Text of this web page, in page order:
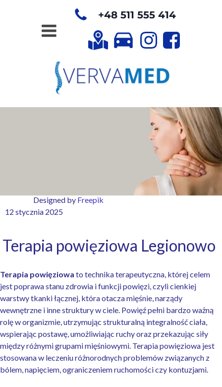
+48 511 555 414
12 stycznia 2025
Designed by Freepik
Terapia powięziowa Legionowo
Terapia powięziowa to technika terapeutyczna, której celem
jest poprawa stanu zdrowia i funkcji powięzi, czyli cienkiej
warstwy tkanki łącznej, która otacza mięśnie, narządy
wewnętrzne i inne struktury w ciele. Powięź pełni bardzo ważną
rolę w organizmie, utrzymując strukturalną integralność ciała,
wspierając postawę, umożliwiając ruchy oraz przekazując siły
między różnymi grupami mięśniowymi. Terapia powięziowa jest
stosowana w leczeniu różnorodnych problemów związanych z
bólem, napięciem, ograniczeniem ruchomości czy kontuzjami.